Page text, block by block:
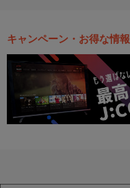
キャンペーン・お得な情報